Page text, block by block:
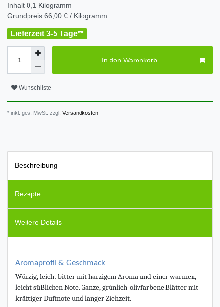
Inhalt 0,1 Kilogramm
Grundpreis 66,00 € / Kilogramm
Lieferzeit 3-5 Tage**
In den Warenkorb
Wunschliste
* inkl. ges. MwSt. zzgl. Versandkosten
Beschreibung
Rezepte
Weitere Details
Aromaprofil & Geschmack
Würzig, leicht bitter mit harzigem Aroma und einer warmen,
leicht süßlichen Note. Ganze, grünlich-olivfarbene Blätter mit
kräftiger Duftnote und langer Ziehzeit.